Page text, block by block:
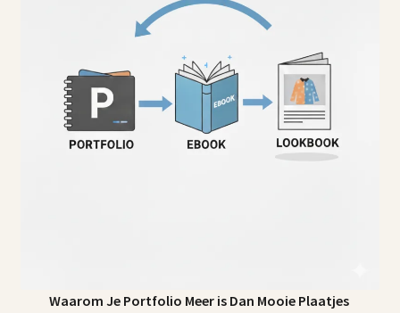
Waarom Je Portfolio Meer is Dan Mooie Plaatjes